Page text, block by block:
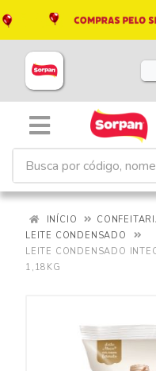
INÍCIO
LEITE CONDENSADO
LEITE CONDENSADO
1,18KG